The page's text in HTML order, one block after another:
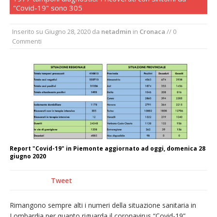
Tutto pronto per la 73ª Giornata del
mercatino agricolo
fronte. Evacuato il rifugio e chiusi tutti i
sentieri
Vercelli: in alcune vie nuova tracciatura delle
zone blu
"Covid-19" sono 305
Inserito su Giugno 28, 2020 da netadmin in Cronaca // 0
Commenti
Report "Covid-19" in Piemonte aggiornato ad oggi, domenica 28
giugno 2020
Tweet
Rimangono sempre alti i numeri della situazione sanitaria in